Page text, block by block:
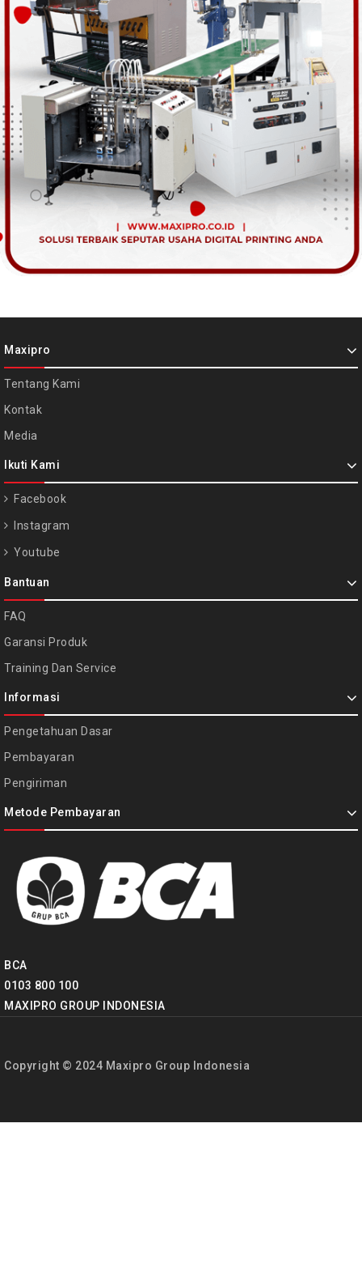
Maxipro
Tentang Kami
Kontak
Media
Ikuti Kami
Facebook
Instagram
Youtube
Bantuan
FAQ
Garansi Produk
Training Dan Service
Informasi
Pengetahuan Dasar
Pembayaran
Pengiriman
Metode Pembayaran
BCA
0103 800 100
MAXIPRO GROUP INDONESIA
Copyright © 2024 Maxipro Group Indonesia